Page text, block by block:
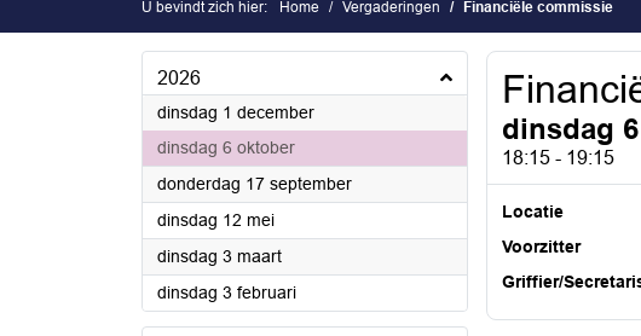
U bevindt zich hier: Home Vergaderingen Financiële commissie
2026
dinsdag 1 december2026
dinsdag 6 oktober2026
donderdag 17 september2026
dinsdag 12 mei2026
dinsdag 3 maart2026
dinsdag 3 februari2026
dinsdag
18:15 - 19:15
Locatie
Voorzitter
Griffier/